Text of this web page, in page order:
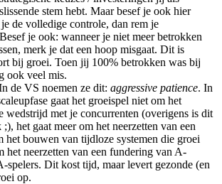
stem hebt. Maar besef je ook hier
de volledige controle, dan rem je
je ook: wanneer je niet meer betrokken
merk je dat een hoop misgaat. Dit is
bij groei. Toen jij 100% betrokken was bij
ook veel mis.
de VS noemen ze dit: aggressive patience. In
gaat het groeispel niet om het
wedstrijd met je concurrenten (overigens is dit
het gaat meer om het neerzetten van een
het bouwen van tijdloze systemen die groei
het neerzetten van een fundering van A-
spelers. Dit kost tijd, maar levert gezonde (en
op.